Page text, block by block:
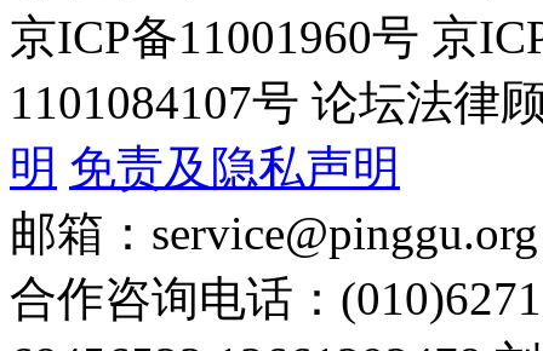
京ICP备11001960号 京
1101084107号 论坛法律
明 免责及隐私声明
邮箱：service@pinggu.org
合作咨询电话：